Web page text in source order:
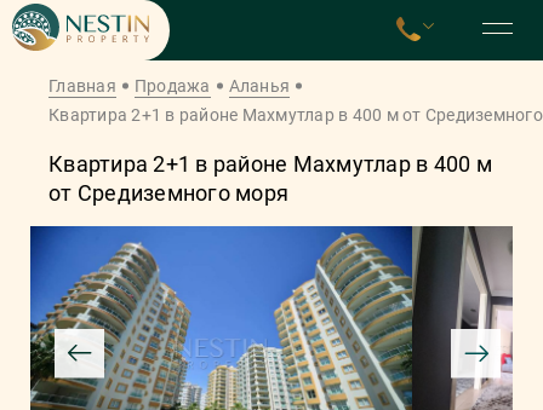
Главная Продажа
Аланья
Квартира 2+1 в районе Махмутлар в 400 м от
Квартира 2+1 в районе Махмутлар в 400 м
от Средиземного моря